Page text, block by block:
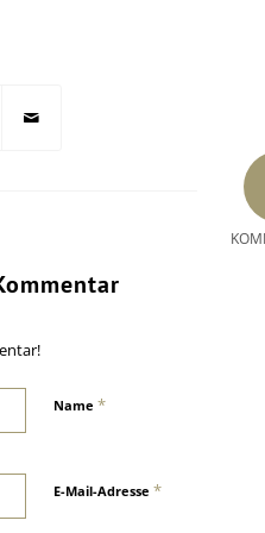
Name *
E-Mail-Adresse *